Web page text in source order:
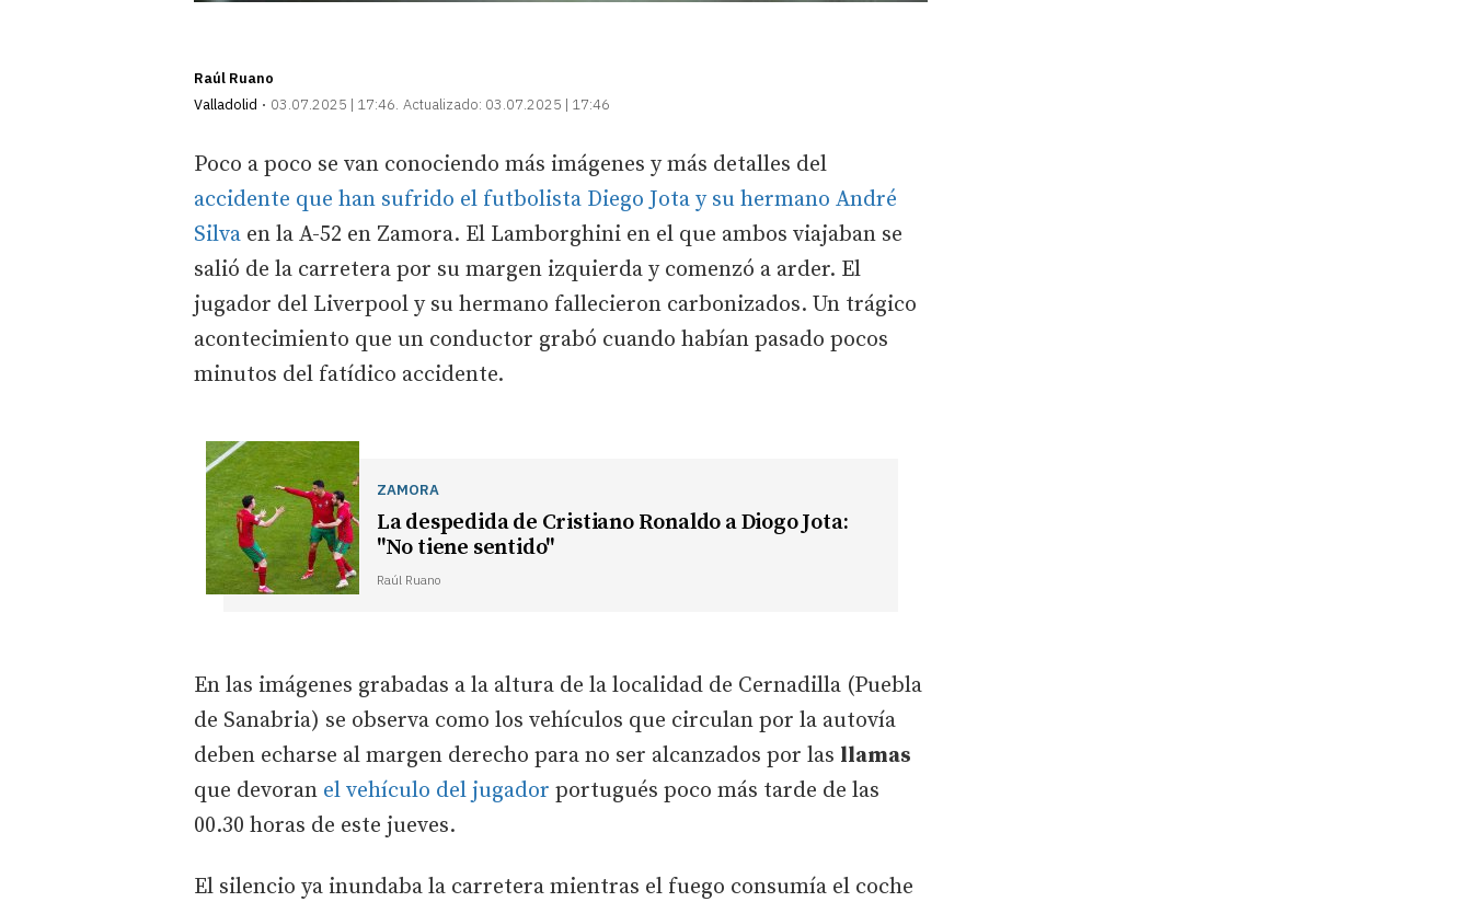
Raúl Ruano
Valladolid
03.07.2025 | 17:46 Actualizado: 03.07.2025 | 17:46
Poco a poco se van conociendo más imágenes y más detalles del
accidente que han sufrido el futbolista Diego Jota y su hermano André
Silva en la A-52 en Zamora. El Lamborghini en el que ambos viajaban se
salió de la carretera por su margen izquierda y comenzó a arder. El
jugador del Liverpool y su hermano fallecieron carbonizados. Un trágico
acontecimiento que un conductor grabó cuando habían pasado pocos
minutos del fatídico accidente.
ZAMORA
La despedida de Cristiano Ronaldo a Diogo Jota:
"No tiene sentido"
Raúl Ruano
En las imágenes grabadas a la altura de la localidad de Cernadilla (Puebla
de Sanabria) se observa como los vehículos que circulan por la autovía
deben echarse al margen derecho para no ser alcanzados por las llamas
que devoran el vehículo del jugador portugués poco más tarde de las
00.30 horas de este jueves.
El silencio ya inundaba la carretera mientras el fuego consumía el coche